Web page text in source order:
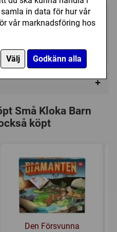
in data för hur vår
vår marknadsföring hos
Välj Godkänn alla
Utgått
+
Företag
Små Kloka Barn
köpt
Den Försvunna